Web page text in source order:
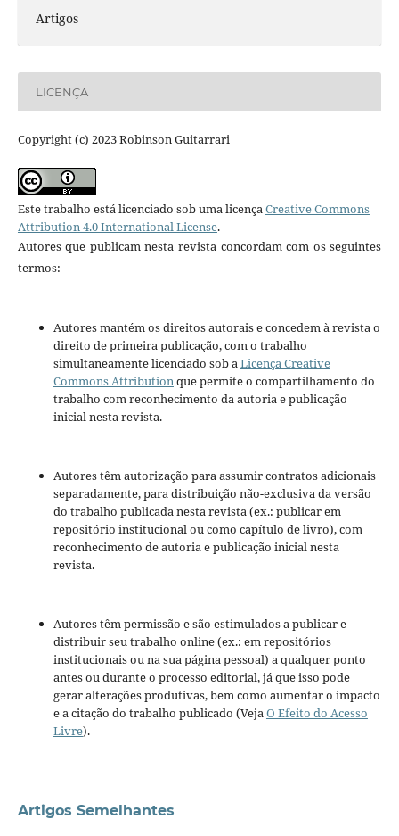
Artigos
LICENÇA
Copyright (c) 2023 Robinson Guitarrari
Este trabalho está licenciado sob uma licençaCreative Commons
Attribution 4.0 International License.
Autores que publicam nesta revista concordam com os seguintes
termos:
Autores mantém os direitos autorais e concedem à revista o
direito de primeira publicação, com o trabalho
simultaneamente licenciado sob a Licença Creative
Commons Attribution que permite o compartilhamento do
trabalho com reconhecimento da autoria e publicação
inicial nesta revista.
Autores têm autorização para assumir contratos adicionais
separadamente, para distribuição não-exclusiva da versão
do trabalho publicada nesta revista (ex.: publicar em
repositório institucional ou como capítulo de livro), com
reconhecimento de autoria e publicação inicial nesta
revista.
Autores têm permissão e são estimulados a publicar e
distribuir seu trabalho online (ex.: em repositórios
institucionais ou na sua página pessoal) a qualquer ponto
antes ou durante o processo editorial, já que isso pode
gerar alterações produtivas, bem como aumentar o impacto
e a citação do trabalho publicado (Veja O Efeito do Acesso
Livre).
Artigos Semelhantes